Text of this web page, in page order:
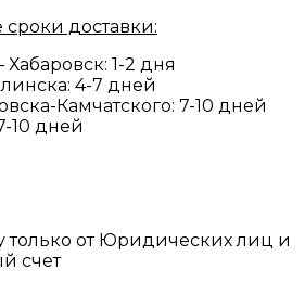
доставки:
Хабаровск: 1-2 дня
4-7 дней
Камчатского: 7-10 дней
10 дней
только от Юридических лиц и
счет